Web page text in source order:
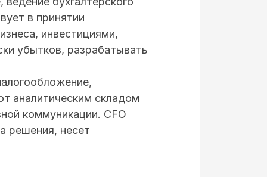
в принятии
инвестициями,
убытков, разрабатывать
аналитическим складом
коммуникации. CFO
решения, несет